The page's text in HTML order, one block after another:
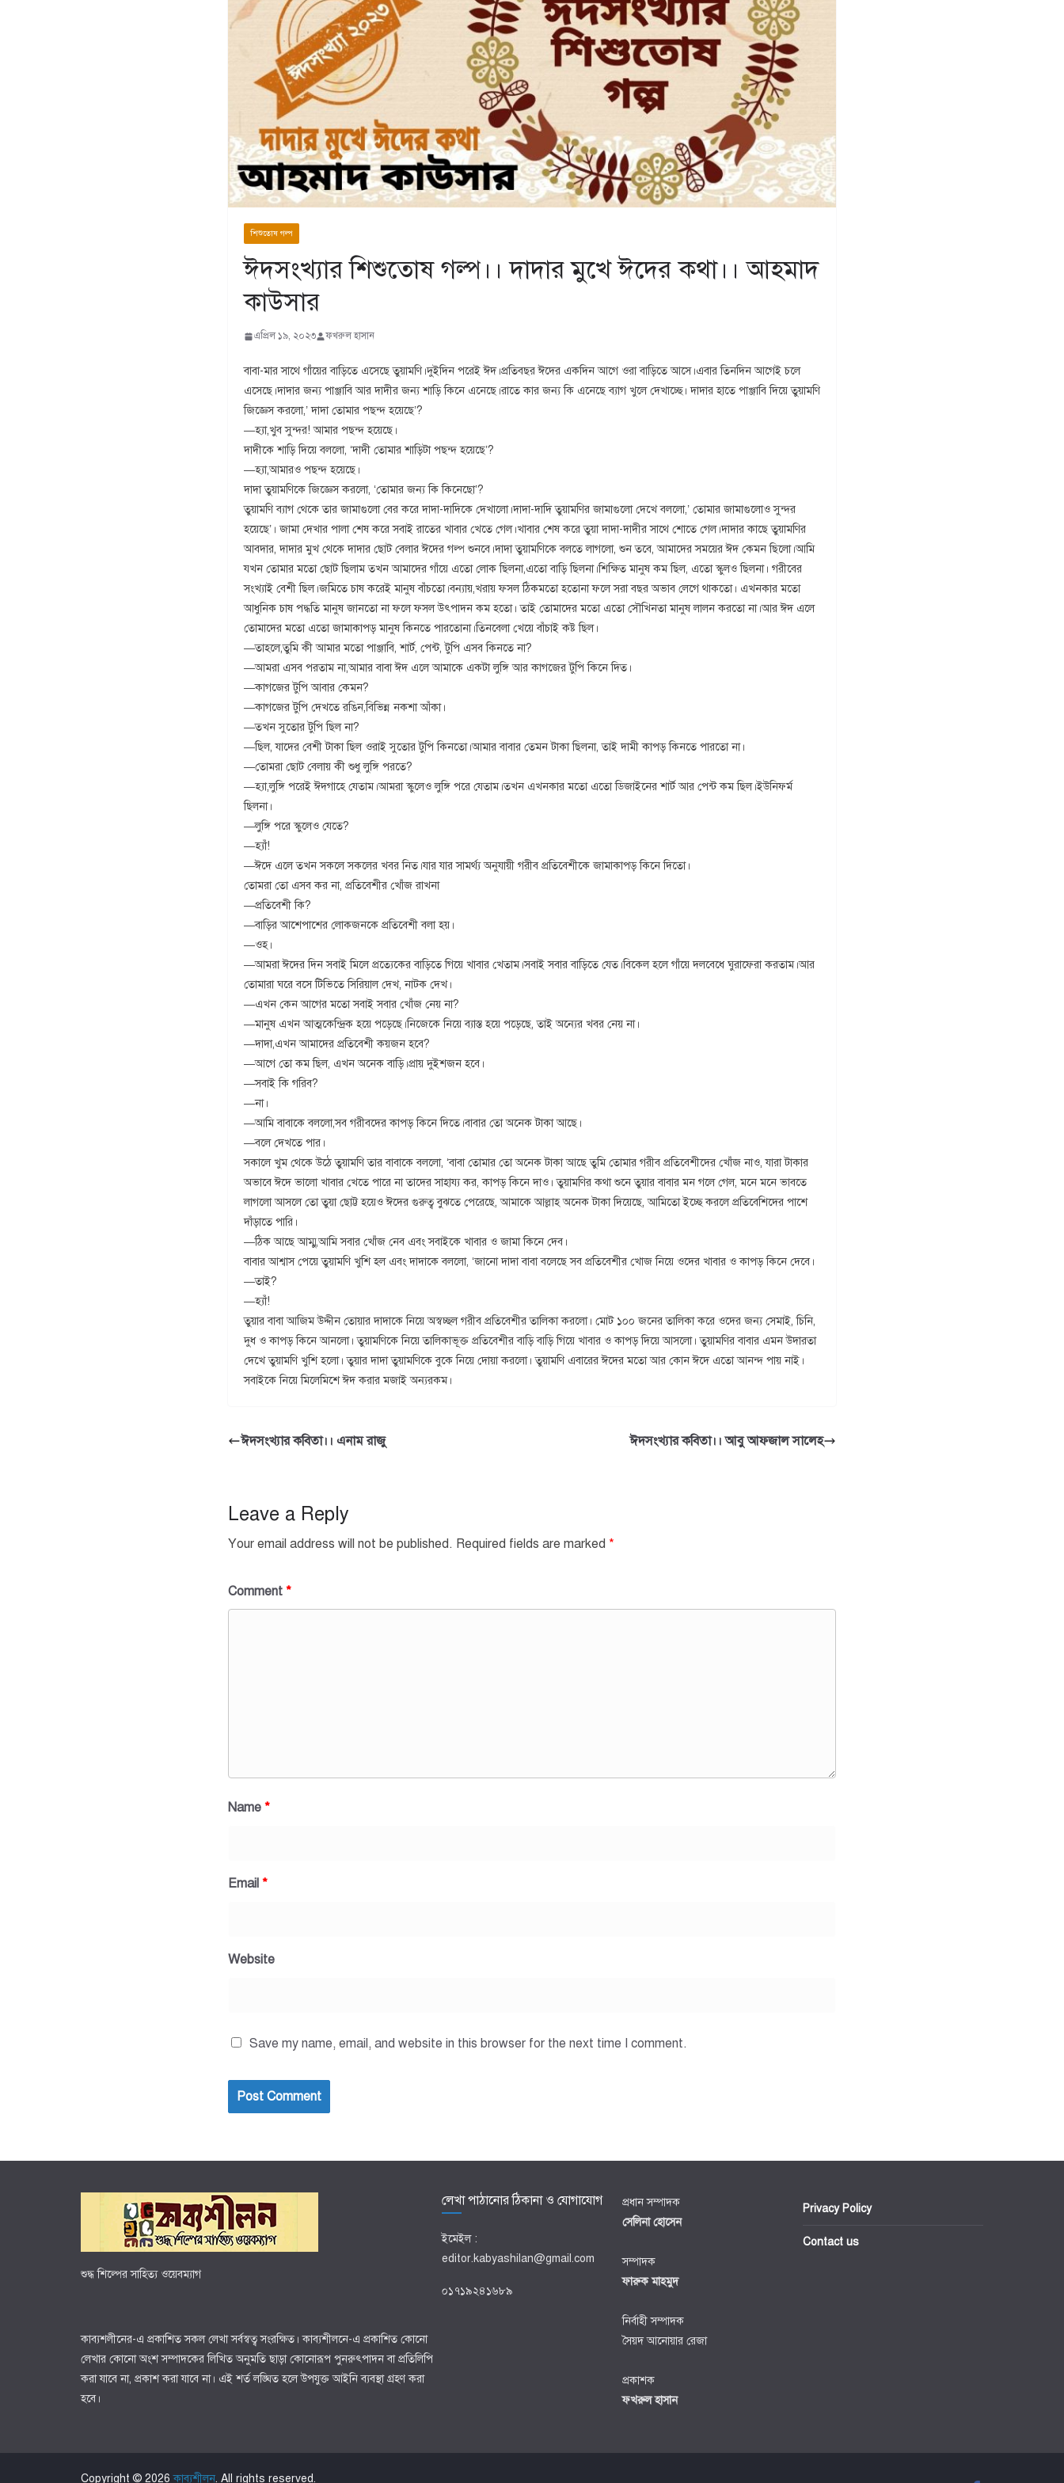
শিশুতোষ গল্প
ঈদসংখ্যার শিশুতোষ গল্প।। দাদার মুখে ঈদের কথা।। আহমাদ
কাউসার
এপ্রিল ১৯, ২০২৩ ফখরুল হাসান
বাবা-মার সাথে গাঁয়ের বাড়িতে এসেছে তুয়ামণি।দুইদিন পরেই ঈদ।প্রতিবছর ঈদের একদিন আগে ওরা বাড়িতে আসে।এবার তিনদিন আগেই চলে
এসেছে।দাদার জন্য পাঞ্জাবি আর দাদীর জন্য শাড়ি কিনে এনেছে।রাতে কার জন্য কি এনেছে ব্যাগ খুলে দেখাচ্ছে। দাদার হাতে পাঞ্জাবি দিয়ে তুয়ামণি
জিজ্ঞেস করলো,’ দাদা তোমার পছন্দ হয়েছে’?
—হ্যা,খুব সুন্দর! আমার পছন্দ হয়েছে।
দাদীকে শাড়ি দিয়ে বললো, ‘দাদী তোমার শাড়িটা পছন্দ হয়েছে’?
—হ্যা,আমারও পছন্দ হয়েছে।
দাদা তুয়ামণিকে জিজ্ঞেস করলো, ‘তোমার জন্য কি কিনেছো’?
তুয়ামণি ব্যাগ থেকে তার জামাগুলো বের করে দাদা-দাদিকে দেখালো।দাদা-দাদি তুয়ামণির জামাগুলো দেখে বললো,’ তোমার জামাগুলোও সুন্দর
হয়েছে’। জামা দেখার পালা শেষ করে সবাই রাতের খাবার খেতে গেল।খাবার শেষ করে তুয়া দাদা-দাদীর সাথে শোতে গেল।দাদার কাছে তুয়ামণির
আবদার, দাদার মুখ থেকে দাদার ছোট বেলার ঈদের গল্প শুনবে।দাদা তুয়ামণিকে বলতে লাগলো, শুন তবে, আমাদের সময়ের ঈদ কেমন ছিলো।আমি
যখন তোমার মতো ছোট ছিলাম তখন আমাদের গাঁয়ে এতো লোক ছিলনা,এতো বাড়ি ছিলনা।শিক্ষিত মানুষ কম ছিল, এতো স্কুলও ছিলনা। গরীবের
সংখ্যাই বেশী ছিল।জমিতে চাষ করেই মানুষ বাঁচতো।বন্যায়,খরায় ফসল ঠিকমতো হতোনা ফলে সরা বছর অভাব লেগে থাকতো। এখনকার মতো
আধুনিক চাষ পদ্ধতি মানুষ জানতো না ফলে ফসল উৎপাদন কম হতো। তাই তোমাদের মতো এতো সৌখিনতা মানুষ লালন করতো না।আর ঈদ এলে
তোমাদের মতো এতো জামাকাপড় মানুষ কিনতে পারতোনা।তিনবেলা খেয়ে বাঁচাই কষ্ট ছিল।
—তাহলে,তুমি কী আমার মতো পাঞ্জাবি, শার্ট, পেন্ট, টুপি এসব কিনতে না?
—আমরা এসব পরতাম না,আমার বাবা ঈদ এলে আমাকে একটা লুঙ্গি আর কাগজের টুপি কিনে দিত।
—কাগজের টুপি আবার কেমন?
—কাগজের টুপি দেখতে রঙিন,বিভিন্ন নকশা আঁকা।
—তখন সুতোর টুপি ছিল না?
—ছিল, যাদের বেশী টাকা ছিল ওরাই সুতোর টুপি কিনতো।আমার বাবার তেমন টাকা ছিলনা, তাই দামী কাপড় কিনতে পারতো না।
—তোমরা ছোট বেলায় কী শুধু লুঙ্গি পরতে?
—হ্যা,লুঙ্গি পরেই ঈদগাহে যেতাম।আমরা স্কুলেও লুঙ্গি পরে যেতাম।তখন এখনকার মতো এতো ডিজাইনের শার্ট আর পেন্ট কম ছিল।ইউনিফর্ম
ছিলনা।
—লুঙ্গি পরে স্কুলেও যেতে?
—হ্যাঁ!
—ঈদে এলে তখন সকলে সকলের খবর নিত।যার যার সামর্থ্য অনুযায়ী গরীব প্রতিবেশীকে জামাকাপড় কিনে দিতো।
তোমরা তো এসব কর না, প্রতিবেশীর খোঁজ রাখনা
—প্রতিবেশী কি?
—বাড়ির আশেপাশের লোকজনকে প্রতিবেশী বলা হয়।
—ওহ।
—আমরা ঈদের দিন সবাই মিলে প্রত্যেকের বাড়িতে গিয়ে খাবার খেতাম।সবাই সবার বাড়িতে যেত।বিকেল হলে গাঁয়ে দলবেধে ঘুরাফেরা করতাম।আর
তোমারা ঘরে বসে টিভিতে সিরিয়াল দেখ, নাটক দেখ।
—এখন কেন আগের মতো সবাই সবার খোঁজ নেয় না?
—মানুষ এখন আত্মকেন্দ্রিক হয়ে পড়েছে।নিজেকে নিয়ে ব্যাস্ত হয়ে পড়েছে, তাই অন্যের খবর নেয় না।
—দাদা,এখন আমাদের প্রতিবেশী কয়জন হবে?
—আগে তো কম ছিল, এখন অনেক বাড়ি।প্রায় দুইশজন হবে।
—সবাই কি গরিব?
—না।
—আমি বাবাকে বললো,সব গরীবদের কাপড় কিনে দিতে।বাবার তো অনেক টাকা আছে।
—বলে দেখতে পার।
সকালে খুম থেকে উঠে তুয়ামণি তার বাবাকে বললো, ‘বাবা তোমার তো অনেক টাকা আছে তুমি তোমার গরীব প্রতিবেশীদের খোঁজ নাও, যারা টাকার
অভাবে ঈদে ভালো খাবার খেতে পারে না তাদের সাহায্য কর, কাপড় কিনে দাও। তুয়ামণির কথা শুনে তুয়ার বাবার মন গলে গেল, মনে মনে ভাবতে
লাগলো আসলে তো তুয়া ছোট্ট হয়েও ঈদের গুরুত্ব বুঝতে পেরেছে, আমাকে আল্লাহ অনেক টাকা দিয়েছে, আমিতো ইচ্ছে করলে প্রতিবেশিদের পাশে
দাঁড়াতে পারি।
—ঠিক আছে আম্মু,আমি সবার খোঁজ নেব এবং সবাইকে খাবার ও জামা কিনে দেব।
বাবার আশ্বাস পেয়ে তুয়ামণি খুশি হল এবং দাদাকে বললো, ‘জানো দাদা বাবা বলেছে সব প্রতিবেশীর খোজ নিয়ে ওদের খাবার ও কাপড় কিনে দেবে।
—তাই?
—হ্যাঁ!
তুয়ার বাবা আজিম উদ্দীন তোয়ার দাদাকে নিয়ে অস্বচ্ছল গরীব প্রতিবেশীর তালিকা করলো। মোট ১০০ জনের তালিকা করে ওদের জন্য সেমাই, চিনি,
দুধ ও কাপড় কিনে আনলো। তুয়ামণিকে নিয়ে তালিকাভূক্ত প্রতিবেশীর বাড়ি বাড়ি গিয়ে খাবার ও কাপড় দিয়ে আসলো। তুয়ামণির বাবার এমন উদারতা
দেখে তুয়ামণি খুশি হলো। তুয়ার দাদা তুয়ামণিকে বুকে নিয়ে দোয়া করলো। তুয়ামণি এবারের ঈদের মতো আর কোন ঈদে এতো আনন্দ পায় নাই।
সবাইকে নিয়ে মিলেমিশে ঈদ করার মজাই অন্যরকম।
ঈদসংখ্যার কবিতা।। এনাম রাজু ঈদসংখ্যার কবিতা।। আবু আফজাল সালেহ
Leave a Reply
Your email address will not be published. Required fields are marked *
Comment *
Name *
Email *
Website
Save my name, email, and website in this browser for the next time I comment.
শুদ্ধ শিল্পের সাহিত্য ওয়েবম্যাগ
কাব্যশলীনের-এ প্রকাশিত সকল লেখা সর্বস্বত্ব সংরক্ষিত। কাব্যশীলনে-এ প্রকাশিত কোনো
লেখার কোনো অংশ সম্পাদকের লিখিত অনুমতি ছাড়া কোনোরূপ পুনরুৎপাদন বা প্রতিলিপি
করা যাবে না, প্রকাশ করা যাবে না। এই শর্ত লঙ্ঘিত হলে উপযুক্ত আইনি ব্যবস্থা গ্রহণ করা
হবে।
লেখা পাঠানোর ঠিকানা ও যোগাযোগ
ইমেইল :
editor.kabyashilan@gmail.com
০১৭১৯২৪১৬৮৯
প্রধান সম্পাদক
সেলিনা হোসেন
সম্পাদক
ফারুক মাহমুদ
নির্বাহী সম্পাদক
সৈয়দ আনোয়ার রেজা
প্রকাশক
ফখরুল হাসান
Privacy Policy
Contact us
Copyright © 2026কাব্যশীলন. All rights reserved.